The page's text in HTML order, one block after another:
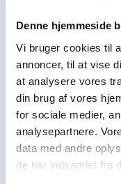
Denne hjemmeside
Vi bruger cookies til
annoncer, til at vise
at analysere vores
din brug af vores
for sociale medier,
analysepartnere.
data med andre
de har indsamlet fra